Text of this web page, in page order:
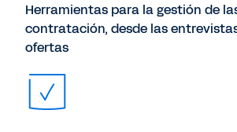
Herramientas para la gestión de
contratación, desde las
ofertas